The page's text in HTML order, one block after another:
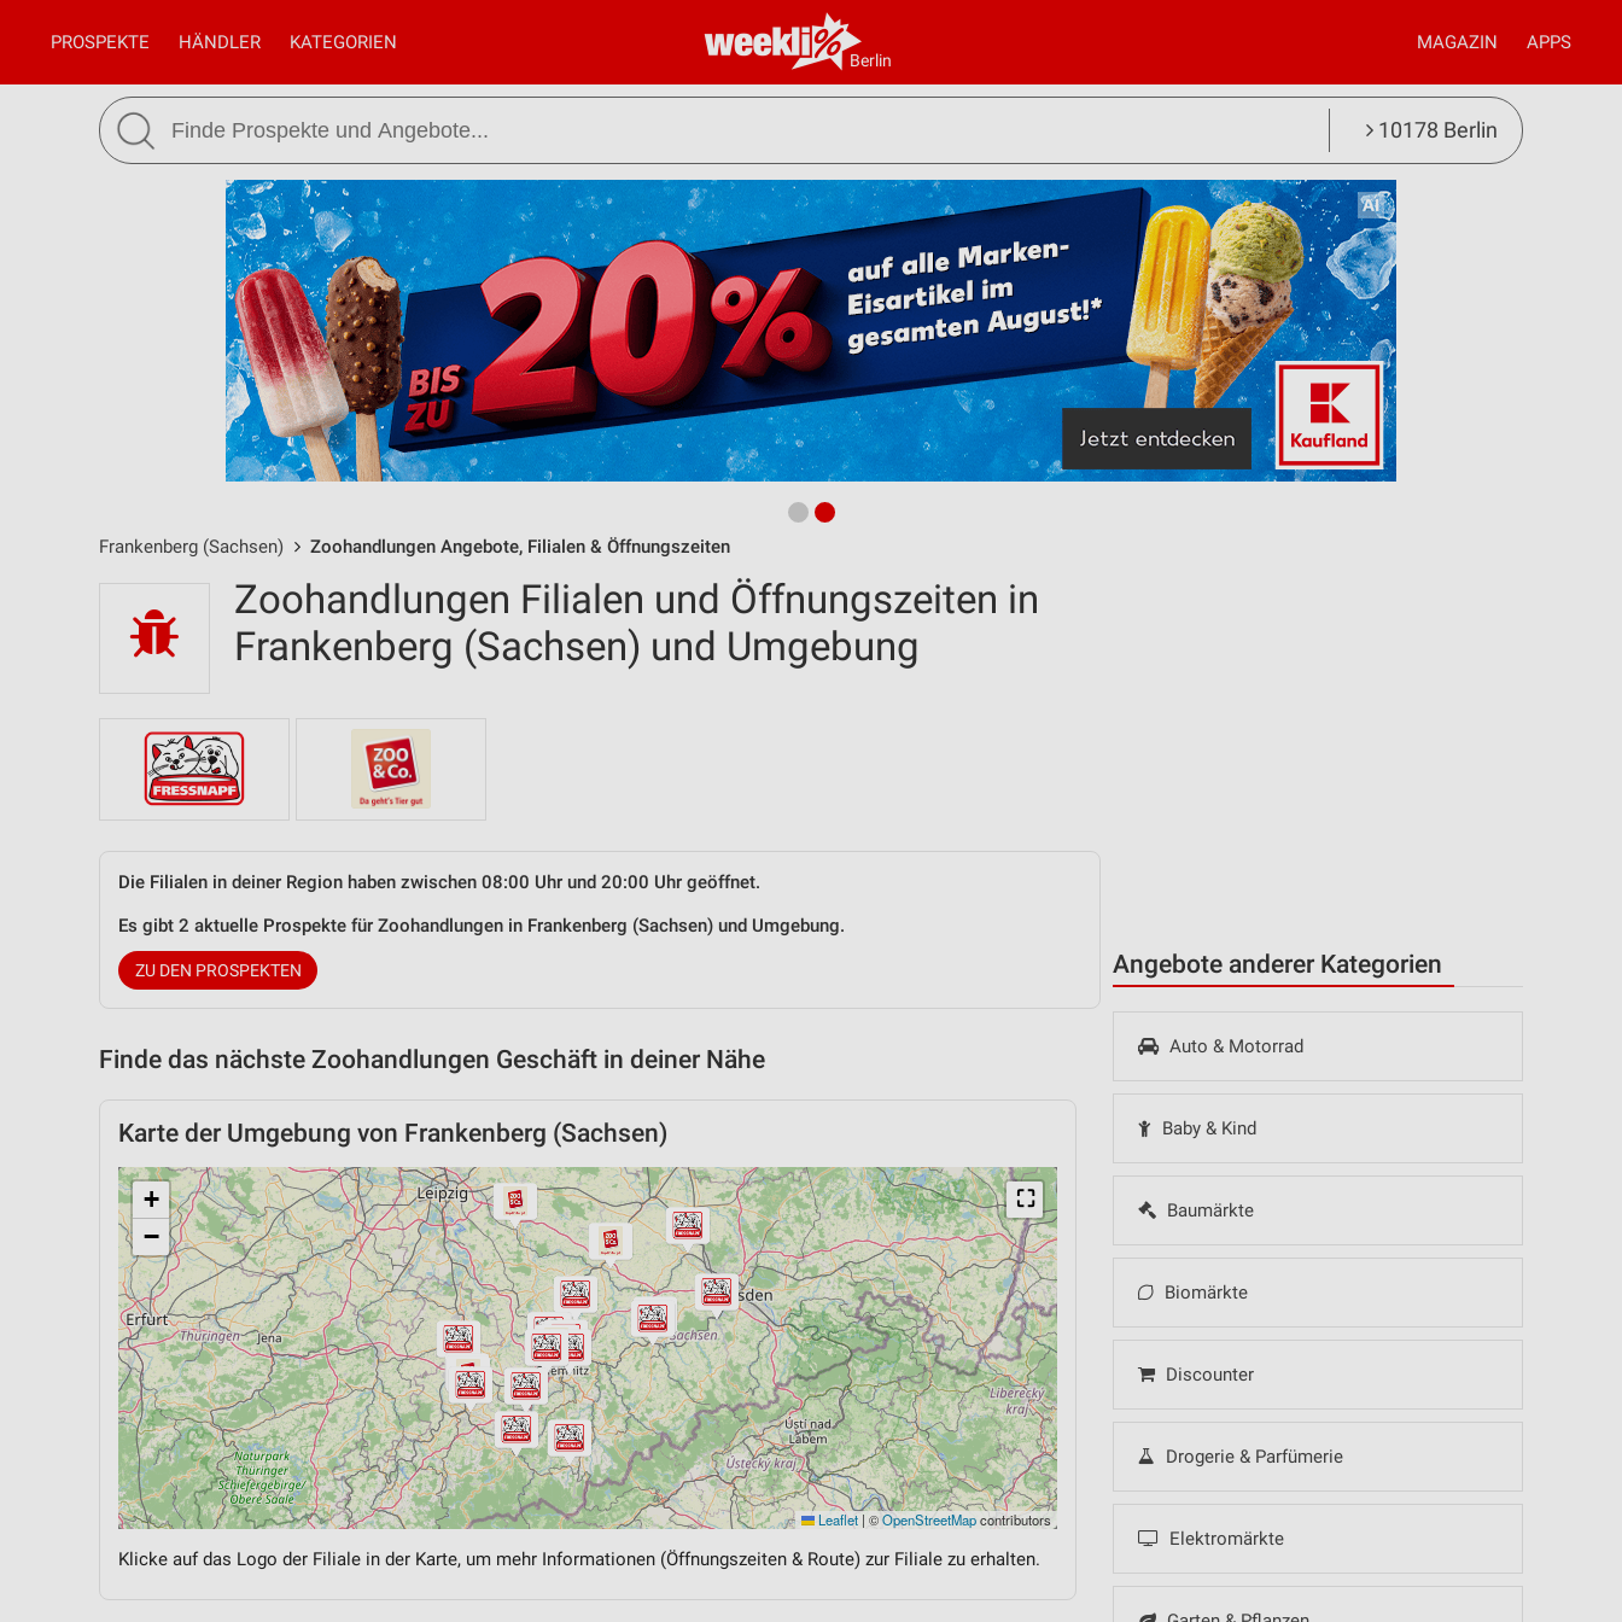
Berlin
PROSPEKTE HÄNDLER KATEGORIEN MAGAZIN APPS
10178 Berlin
Frankenberg (Sachsen) Zoohandlungen Angebote, Filialen & Öffnungszeiten
Angebote anderer Kategorien
Auto & Motorrad
Baby & Kind
Baumärkte
Biomärkte
Discounter
Drogerie & Parfümerie
Elektromärkte
Zoohandlungen Filialen und Öffnungszeiten in
Frankenberg (Sachsen) und Umgebung
Die Filialen in deiner Region haben zwischen 08:00 Uhr und 20:00 Uhr geöffnet.
Es gibt 2 aktuelle Prospekte für Zoohandlungen in Frankenberg (Sachsen) und Umgebung.
ZU DEN PROSPEKTEN
Finde das nächste Zoohandlungen Geschäft in deiner Nähe
Karte der Umgebung von Frankenberg (Sachsen)
⛶
+
−
Leaflet | ©OpenStreetMapcontributors
Klicke auf das Logo der Filiale in der Karte, um mehr Informationen (Öffnungszeiten & Route) zur Filiale zu erhalten.